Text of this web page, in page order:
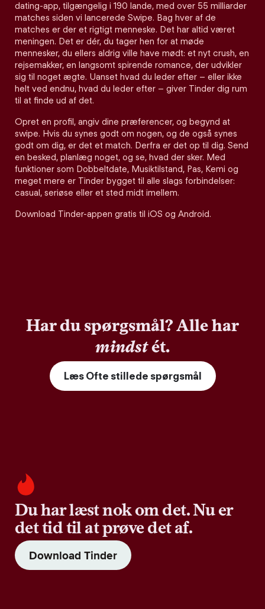
dating-app, tilgængelig i 190 lande, med over 55 milliarder
matches siden vi lancerede Swipe. Bag hver af de
matches er der et rigtigt menneske. Det har altid været
meningen. Det er dér, du tager hen for at møde
mennesker, du ellers aldrig ville have mødt: et nyt crush, en
rejsemakker, en langsomt spirende romance, der udvikler
sig til noget ægte. Uanset hvad du leder efter – eller ikke
helt ved endnu, hvad du leder efter – giver Tinder dig rum
til at finde ud af det.
Opret en profil, angiv dine præferencer, og begynd at
swipe. Hvis du synes godt om nogen, og de også synes
godt om dig, er det et match. Derfra er det op til dig. Send
en besked, planlæg noget, og se, hvad der sker. Med
funktioner som Dobbeltdate, Musiktilstand, Pas, Kemi og
meget mere er Tinder bygget til alle slags forbindelser:
casual, seriøse eller et sted midt imellem.
Download Tinder-appen gratis til iOS og Android.
Har du spørgsmål? Alle har
mindstét.
Læs Ofte stillede spørgsmål
Du har læst nok om det. Nu er
det tid til at prøve det af.
Download Tinder